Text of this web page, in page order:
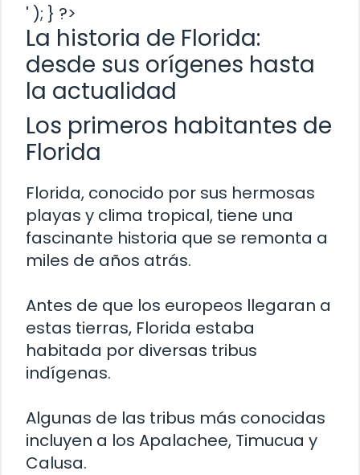
' ); } ?>
La historia de Florida:
desde sus orígenes hasta
la actualidad
Los primeros habitantes de
Florida
Florida, conocido por sus hermosas
playas y clima tropical, tiene una
fascinante historia que se remonta a
miles de años atrás.
Antes de que los europeos llegaran a
estas tierras, Florida estaba
habitada por diversas tribus
indígenas.
Algunas de las tribus más conocidas
incluyen a los Apalachee, Timucua y
Calusa.